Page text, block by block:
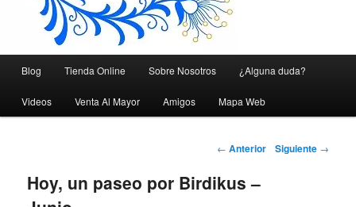
Ir al contenido principal
Ir al contenido secundario
Blog Tienda Online Sobre Nosotros ¿Alguna duda?
Videos Venta Al Mayor Amigos Mapa Web
Navegador de artículos
← Anterior Siguiente →
Hoy, un paseo por Birdikus –